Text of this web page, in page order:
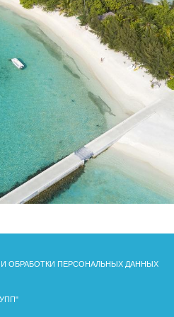
ОБРАБОТКИ ПЕРСОНАЛЬНЫХ ДАННЫХ